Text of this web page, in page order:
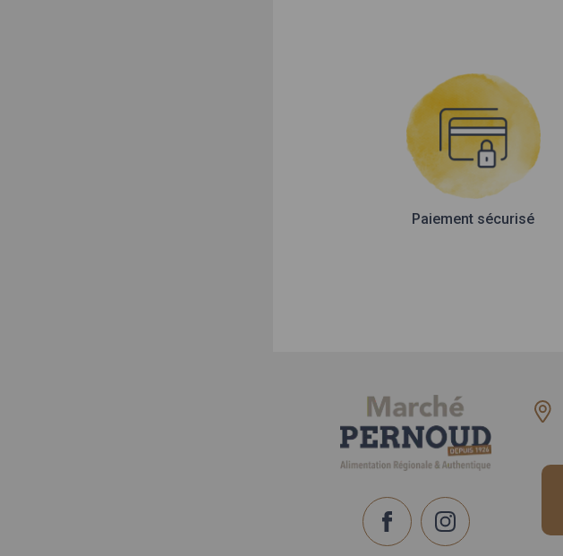
Paiement sécurisé